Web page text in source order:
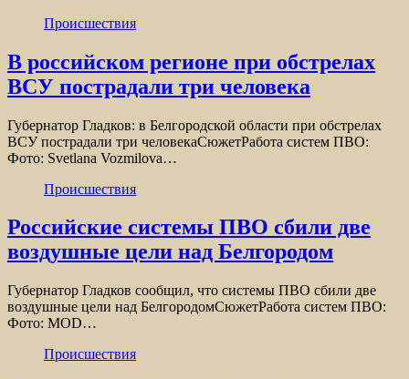
Происшествия
В российском регионе при обстрелах
ВСУ пострадали три человека
Губернатор Гладков: в Белгородской области при обстрелах
ВСУ пострадали три человекаСюжетРабота систем ПВО:
Фото: Svetlana Vozmilova…
Происшествия
Российские системы ПВО сбили две
воздушные цели над Белгородом
Губернатор Гладков сообщил, что системы ПВО сбили две
воздушные цели над БелгородомСюжетРабота систем ПВО:
Фото: MOD…
Происшествия